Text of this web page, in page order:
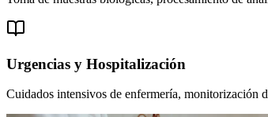
Urgencias y Hospitalización
Cuidados intensivos de enfermería, monitorización